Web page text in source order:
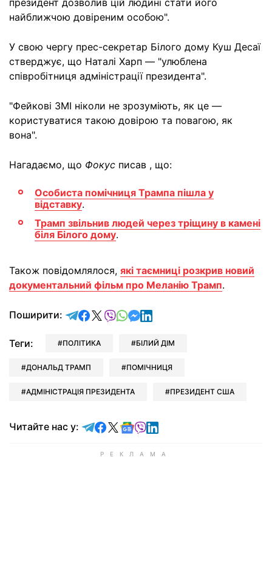
президент дозволив цій людині стати його
найближчою довіреним особою".
У свою чергу прес-секретар Білого дому Куш Десаї
стверджує, що Наталі Харп — "улюблена
співробітниця адміністрації президента".
"Фейкові ЗМІ ніколи не зрозуміють, як це —
користуватися такою довірою та повагою, як
вона".
Нагадаємо, що Фокус писав , що:
Особиста помічниця Трампа пішла у
відставку.
Трамп звільнив людей через тріщину в камені
біля Білого дому.
Також повідомлялося, які таємниці розкрив новий
документальний фільм про Меланію Трамп.
Поширити: відправити у Telegram
поділитись у Facebook
поділитись у X
відправити у Viber
відправити у Whatsapp
відправити у Messenger
відправити у LinkedIn
Теги: ПОЛІТИКА БІЛИЙ ДІМ
ДОНАЛЬД ТРАМП ПОМІЧНИЦЯ
АДМІНІСТРАЦІЯ ПРЕЗИДЕНТА ПРЕЗИДЕНТ США
Читайте нас у: Читайте у Telegram
Читайте у Facebook
Читайте у X
Читайте у Google news
Читайте у Viber
Читайте у LinkedIn